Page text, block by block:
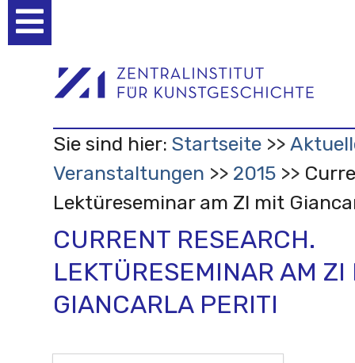
Werkzeuge
Sie sind hier: Startseite
Veranstaltungen
2015
Lektüreseminar am ZI mit
CURRENT RESEARCH.
LEKTÜRESEMINAR AM ZI
GIANCARLA PERITI